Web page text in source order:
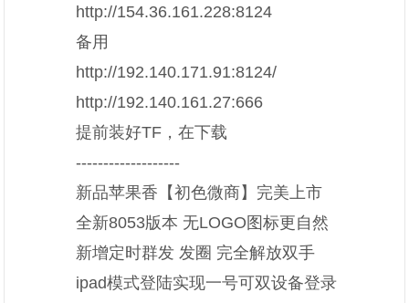
http://154.36.161.228:8124
备用
http://192.140.171.91:8124/
http://192.140.161.27:666
提前装好TF，在下载
-------------------
新品苹果香【初色微商】完美上市
全新8053版本 无LOGO图标更自然
新增定时群发 发圈 完全解放双手
ipad模式登陆实现一号可双设备登录